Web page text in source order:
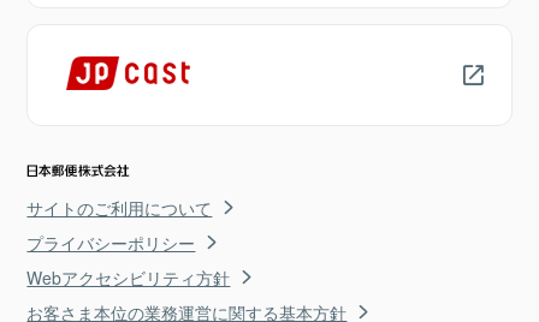
サイトのご利用について
プライバシーポリシー
Webアクセシビリティ方針
お客さま本位の業務運営に関する基本方針